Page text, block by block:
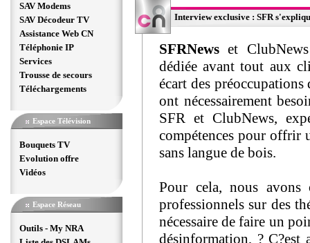
SAV Modems
SAV Décodeur TV
Assistance Web CN
Téléphonie IP
Services
Trousse de secours
Téléchargements
Espace Télévision
Bouquets TV
Evolution offre
Vidéos
Espace Réseau
Outils - My NRA
Interview exclusive : SFR
SFRNews et
dédiée avant tout aux
écart des
ont nécessairement
SFR et ClubNews,
compétences pour offrir
sans langue de bois.
Pour cela, nous avons
professionnels sur des
nécessaire de faire un
désinformation, ? C?est